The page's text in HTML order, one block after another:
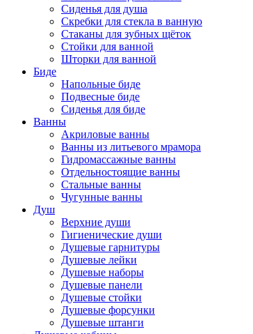
Сиденья для душа
Скребки для стекла в ванную
Стаканы для зубных щёток
Стойки для ванной
Шторки для ванной
Биде
Напольные биде
Подвесные биде
Сиденья для биде
Ванны
Акриловые ванны
Ванны из литьевого мрамора
Гидромассажные ванны
Отдельностоящие ванны
Стальные ванны
Чугунные ванны
Душ
Верхние души
Гигиенические души
Душевые гарнитуры
Душевые лейки
Душевые наборы
Душевые панели
Душевые стойки
Душевые форсунки
Душевые штанги